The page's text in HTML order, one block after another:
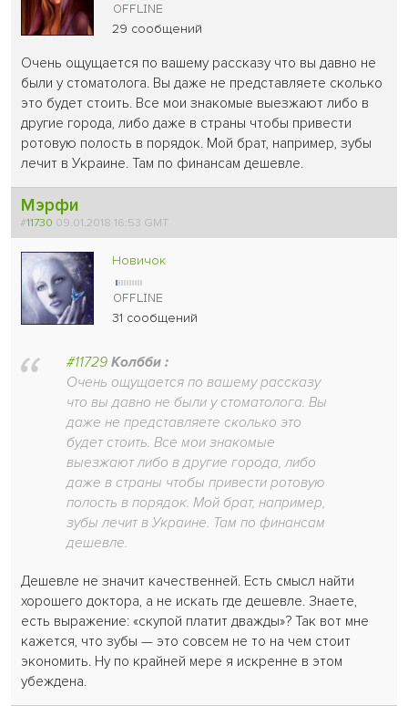
29 сообщений
Очень ощущается по вашему рассказу что вы давно не
были у стоматолога. Вы даже не представляете сколько
это будет стоить. Все мои знакомые выезжают либо в
другие города, либо даже в страны чтобы привести
ротовую полость в порядок. Мой брат, например, зубы
лечит в Украине. Там по финансам дешевле.
Мэрфи
#11730 09.01.2018 16:53 GMT
Новичок
31 сообщений
#11729 Колбби :
Очень ощущается по вашему рассказу
что вы давно не были у стоматолога. Вы
даже не представляете сколько это
будет стоить. Все мои знакомые
выезжают либо в другие города, либо
даже в страны чтобы привести ротовую
полость в порядок. Мой брат, например,
зубы лечит в Украине. Там по финансам
дешевле.
Дешевле не значит качественней. Есть смысл найти
хорошего доктора, а не искать где дешевле. Знаете,
есть выражение: «скупой платит дважды»? Так вот мне
кажется, что зубы — это совсем не то на чем стоит
экономить. Ну по крайней мере я искренне в этом
убеждена.